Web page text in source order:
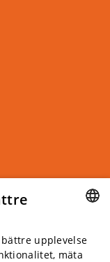
ENGLISH
upplevelse
mäta